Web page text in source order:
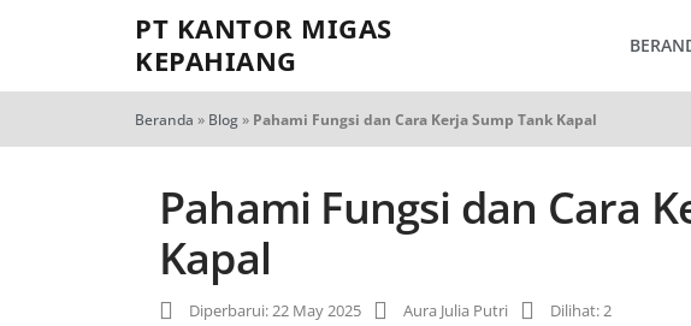
PT KANTOR MIGAS
KEPAHIANG
Beranda » Blog» Pahami Fungsi dan Cara Kerja Sump Tank Kapal
Pahami Fungsi dan Cara
Kapal
Diperbarui: 22 May 2025 Aura Julia Putri Dilihat: 2